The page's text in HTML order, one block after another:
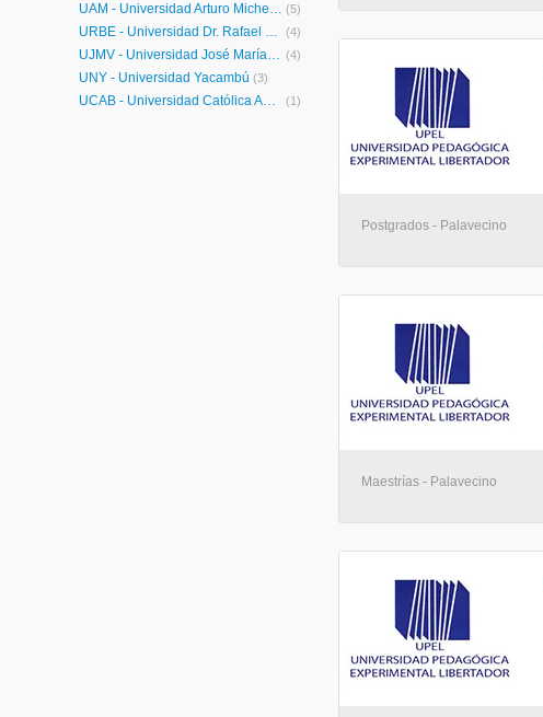
UAM - Universidad Arturo Michelena (5)
URBE - Universidad Dr. Rafael Belloso Chacín (4)
UJMV - Universidad José María Vargas (4)
UNY - Universidad Yacambú (3)
UCAB - Universidad Católica Andrés Bello (1)
Postgrados - Palavecino
Maestrías - Palavecino